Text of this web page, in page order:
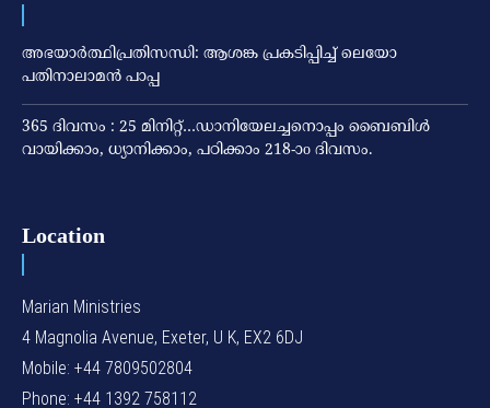
അഭയാര്‍ത്ഥിപ്രതിസന്ധി: ആശങ്ക പ്രകടിപ്പിച്ച് ലെയോ
പതിനാലാമന്‍ പാപ്പ
365 ദിവസം : 25 മിനിറ്റ്…ഡാനിയേലച്ചനൊപ്പം ബൈബിൾ
വായിക്കാം, ധ്യാനിക്കാം, പഠിക്കാം 218-ാo ദിവസം.
Location
Marian Ministries
4 Magnolia Avenue, Exeter, U K, EX2 6DJ
Mobile: +44 7809502804
Phone: +44 1392 758112